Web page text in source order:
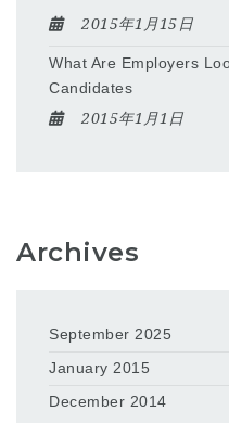
2015年1月15日
What Are Employers
Candidates
2015年1月1日
Archives
September 2025
January 2015
December 2014